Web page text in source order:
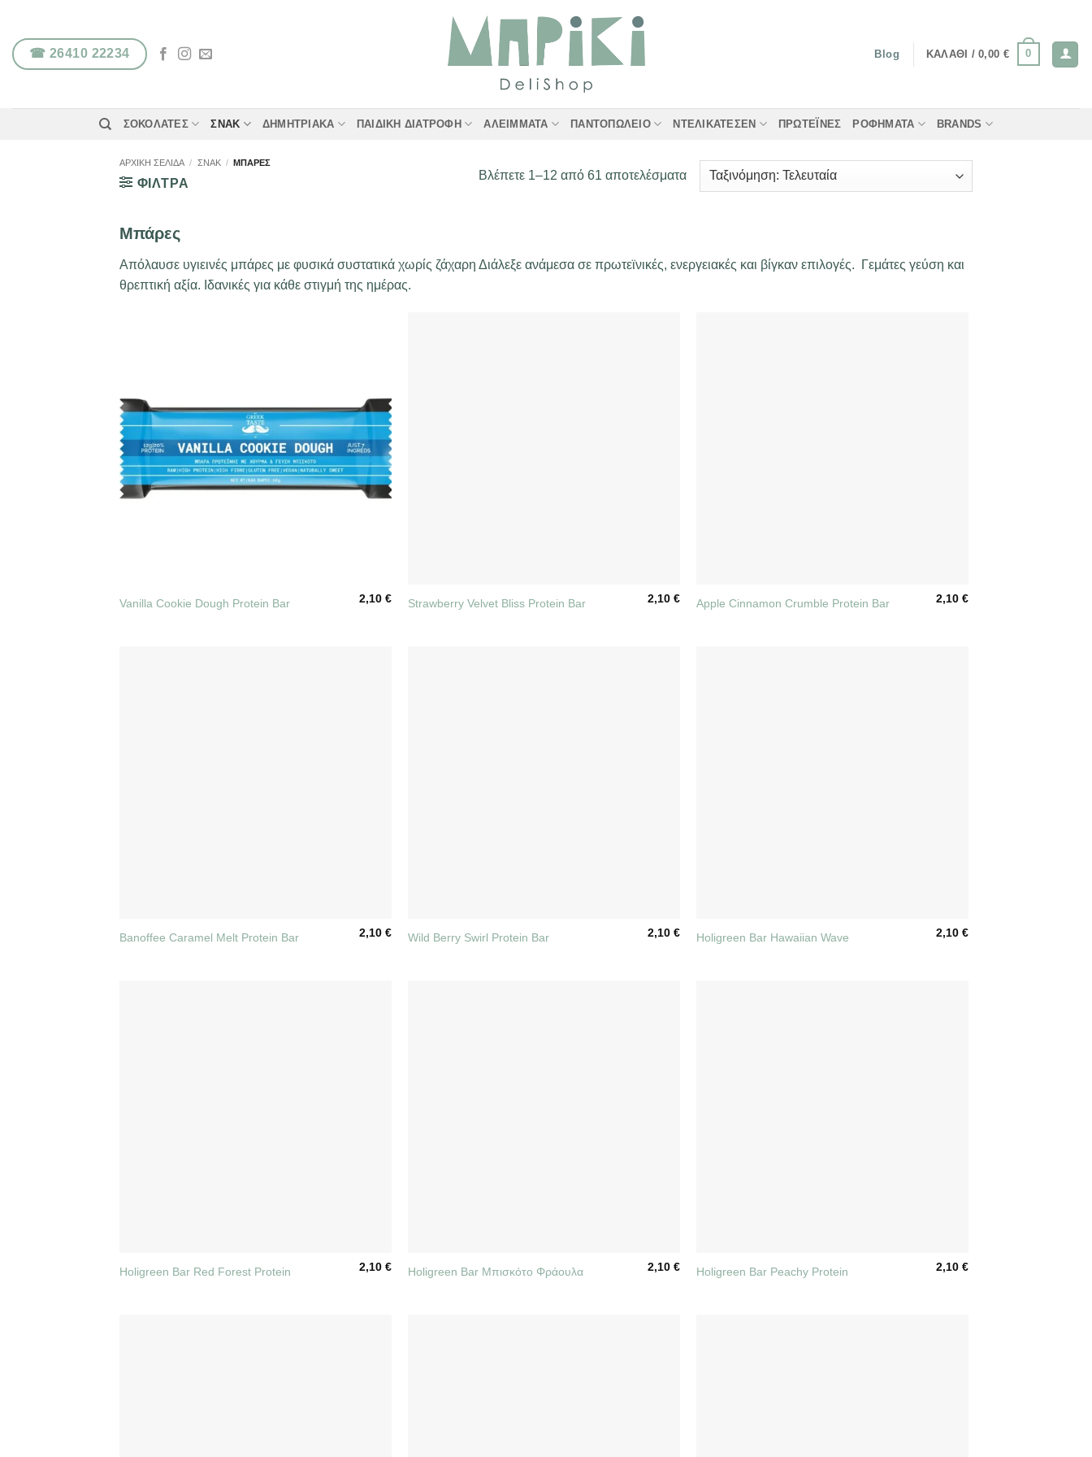
περιεχόμενο
☎ 26410 22234 Blog ΚΑΛΆΘΙ /0,00 € 0
ΣΟΚΟΛΆΤΕΣ ΣΝΑΚ ΔΗΜΗΤΡΙΑΚΆ ΠΑΙΔΙΚΉ ΔΙΑΤΡΟΦΉ ΑΛΕΊΜΜΑΤΑ ΠΑΝΤΟΠΩΛΕΊΟ ΝΤΕΛΙΚΑΤΈΣΕΝ ΠΡΩΤΕΪ́ΝΕΣ ΡΟΦΉΜΑΤΑ BRANDS
ΑΡΧΙΚΉ ΣΕΛΊΔΑ / ΣΝΑΚ / ΜΠΆΡΕΣ
ΦΙΛΤΡΑ
Βλέπετε 1–12 από 61 αποτελέσματαSorted
Μπάρες
Απόλαυσε υγιεινές μπάρες με φυσικά συστατικά χωρίς ζάχαρη Διάλεξε ανάμεσα σε πρωτεϊνικές, ενεργειακές και βίγκαν επιλογές. Γεμάτες γεύση και
θρεπτική αξία. Ιδανικές για κάθε στιγμή της ημέρας.
Vanilla Cookie Dough Protein Bar 2,10€ Strawberry Velvet Bliss Protein Bar 2,10€ Apple Cinnamon Crumble Protein Bar 2,10€
Banoffee Caramel Melt Protein Bar 2,10€ Wild Berry Swirl Protein Bar 2,10€ Holigreen Bar Hawaiian Wave 2,10€
Holigreen Bar Red Forest Protein 2,10€ Holigreen Bar Μπισκότο Φράουλα 2,10€ Holigreen Bar Peachy Protein 2,10€